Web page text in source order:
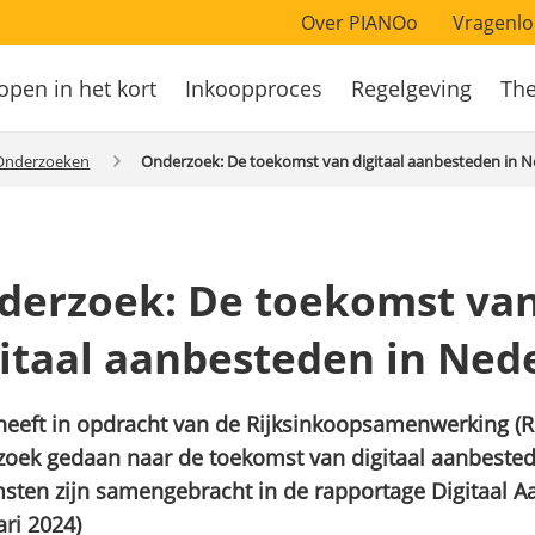
Over PIANOo
in het kort Inkoopproces Regelgeving
Onderzoek: De toekomst van digitaal aanbesteden in
De toekomst
aanbesteden in
in opdracht van de Rijksinkoopsamenwerking
gedaan naar de toekomst van digitaal
zijn samengebracht in de rapportage Digitaal
2024)